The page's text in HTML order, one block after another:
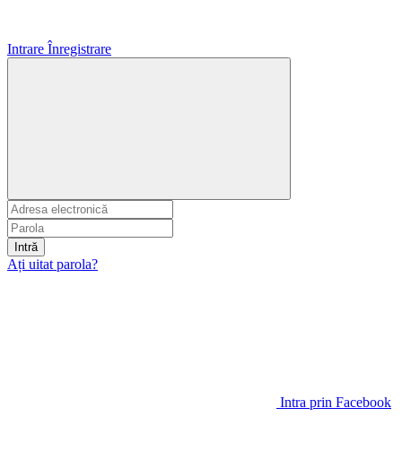
Intrare Înregistrare
Intră
Ați uitat parola?
Intra prin Facebook